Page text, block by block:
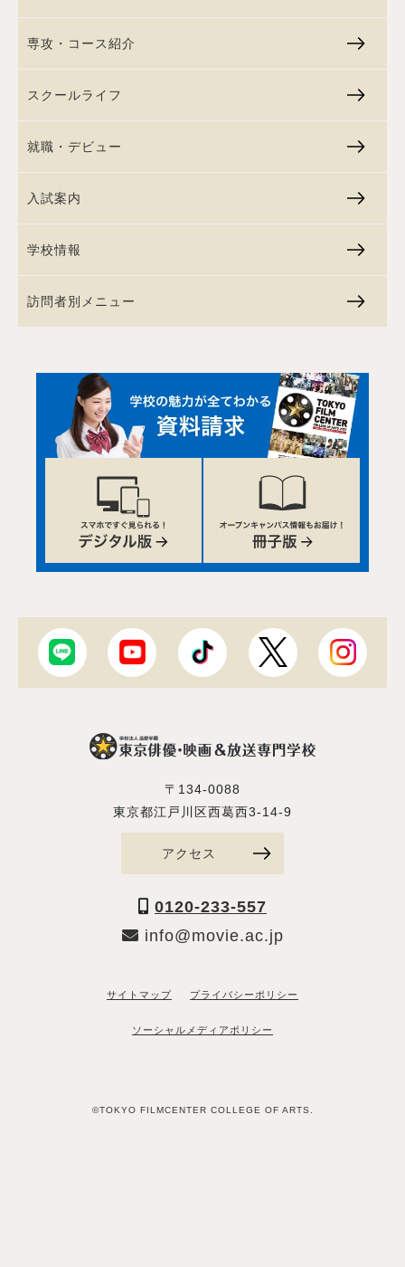
専攻・コース紹介
スクールライフ
就職・デビュー
入試案内
学校情報
訪問者別メニュー
〒134-0088
東京都江戸川区西葛西3-14-9
アクセス
0120-233-557
info@movie.ac.jp
サイトマップ プライバシーポリシー
ソーシャルメディアポリシー
©TOKYO FILMCENTER COLLEGE OF ARTS.